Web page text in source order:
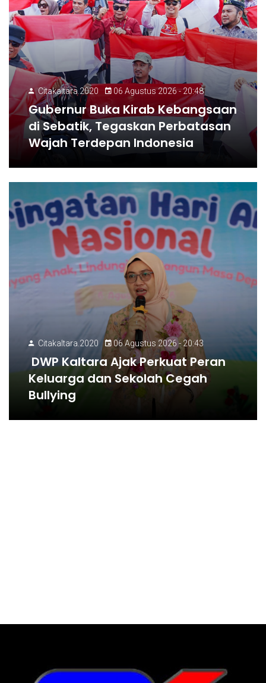
Citakaltara.2020 06 Agustus 2026 - 20:48
Gubernur Buka Kirab Kebangsaan
di Sebatik, Tegaskan Perbatasan
Wajah Terdepan Indonesia
Citakaltara.2020 06 Agustus 2026 - 20:43
DWP Kaltara Ajak Perkuat Peran
Keluarga dan Sekolah Cegah
Bullying